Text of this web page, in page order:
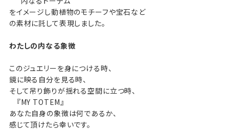
をイメージし動植物のモチーフや宝石など
の素材に託して表現しました。
わたしの内なる象徴
このジュエリーを身につける時、
鏡に映る自分を見る時、
そして吊り飾りが揺れる空間に立つ時、
『MY TOTEM』
あなた自身の象徴は何であるか、
感じて頂けたら幸いです。